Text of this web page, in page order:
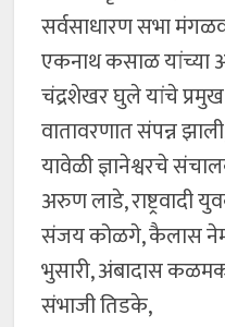
सर्वसाधारण सभा
एकनाथ कसाळ यांच्या
चंद्रशेखर घुले यांचे
वातावरणात संपन्न
यावेळी ज्ञानेश्वरचे
अरुण लाडे, राष्ट्रवादी
संजय कोळगे, कैलास
भुसारी, अंबादास
संभाजी तिडके,